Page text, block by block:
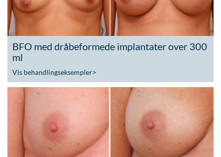
BFO med dråbeformede implantater over 300
ml
Vis behandlingseksempler>